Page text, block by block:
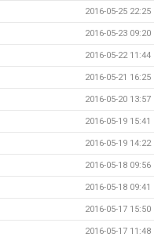
2016-05-25 22:25
2016-05-23 09:20
2016-05-22 11:44
2016-05-21 16:25
2016-05-20 13:57
2016-05-19 15:41
2016-05-19 14:22
2016-05-18 09:56
2016-05-18 09:41
2016-05-17 15:50
2016-05-17 11:48